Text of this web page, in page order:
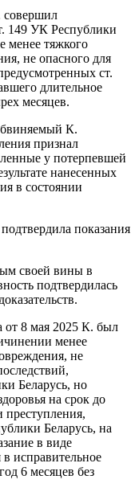
149 УК Республики
менее тяжкого
не опасного для
ст.
длительное
месяцев.
К.
признал
у потерпевшей
нанесенных
в состоянии
показания
своей вины в
подтвердилась
от 8 мая 2025 К. был
менее
не
Беларусь, но
на срок до
преступления,
Беларусь, на
в виде
исправительное
6 месяцев без